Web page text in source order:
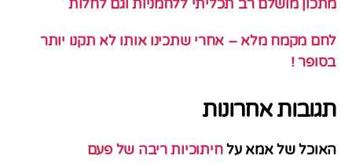
מתכון מושלם רב תכליתי ללחמניות וגם לחלות
לחם מקמח מלא – אחרי שתכינו אותו לא תקנו יותר
בסופר !
תגובות אחרונות
האוכל של אמא עלחיתוכיות ריבה של פעם